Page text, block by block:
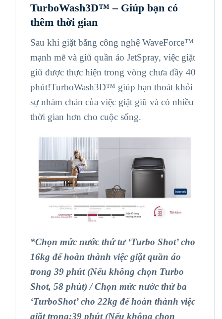
TurboWash3D™ – Giúp bạn có
thêm thời gian
Sau khi giặt bằng công nghệ WaveForce™
mạnh mẽ và giũ quần áo JetSpray, việc giặt
giũ được thực hiện trong vòng chưa đầy 40
phút!TurboWash3D™ giúp bạn thoát khỏi
sự nhàm chán của việc giặt giũ và có nhiều
thời gian hơn cho cuộc sống.
*Chọn mức nước thứ tư ‘Turbo Shot’ cho
16kg để hoàn thành việc giặt quần áo
trong 39 phút (Nếu không chọn Turbo
Shot, 58 phút) / Chọn mức nước thứ ba
‘TurboShot’ cho 22kg để hoàn thành việc
giặt trong:39 phút (Nếu không chọn